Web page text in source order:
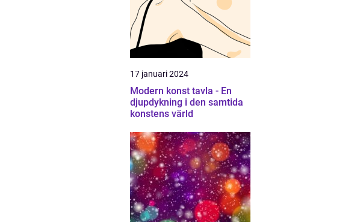
17 januari 2024
Modern konst tavla - En
djupdykning i den samtida
konstens värld